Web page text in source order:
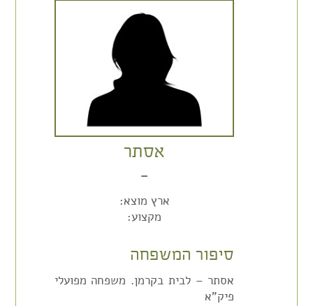
אסתר
–
ארץ מוצא:
מקצוע:
סיפור המשפחה
אסתר – לבית בקרמן. משפחה מפועלי
פיק"א